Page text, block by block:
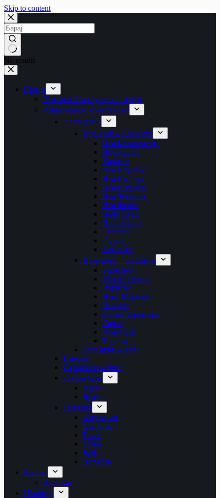
Skip to content
No results
Грција
Хотелско сместување – закуп
Апартманско сместување
Халкидики
Прв крак – Касандра
Неа Каликратија
Дионисиос
Калитеа
Неа Модања
Неа Плагија
Неа Потидеа
Неа Флогита
Неа Фокеа
Пефкохори
Полихроно
Сивири
Фурка
Ханиоти
Втор крак – Ситонија
Геракини
Метаморфоси
Вурвуру
Неос Мармарас
Никити
Ормос Панагијас
Сарти
Псакудија
Торони
Трет крак – Атос
Пиериа
Стримонски брег
Јонски брег
Парга
Врахос
Острови
Амулиани
Скијатос
Тасос
Евија
Крф
Лефкада
Египет
Хургада
Шпанија